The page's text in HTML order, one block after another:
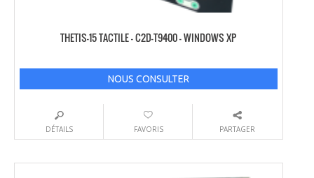
THETIS-15 TACTILE – C2D-T9400 – WINDOWS XP
NOUS CONSULTER
DÉTAILS FAVORIS PARTAGER